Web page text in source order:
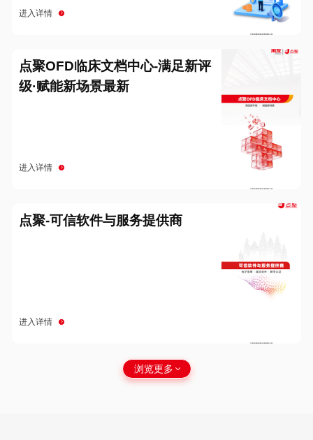
进入详情
点聚OFD临床文档中心-满足新评
级·赋能新场景最新
进入详情
点聚-可信软件与服务提供商
进入详情
浏览更多